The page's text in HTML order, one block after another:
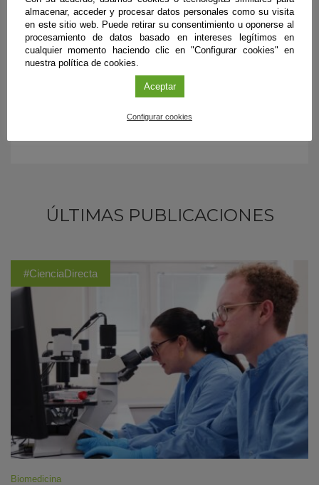
través de la tecnología y redes sociales en jóvenes de
Extremadura”. Programa de Ciencias Sociales. Universidad
de Granada.
ÚLTIMAS PUBLICACIONES
#CienciaDirecta
Biomedicina
almacenar, acceder y procesar datos personales como su visita
en este sitio web. Puede retirar su consentimiento u oponerse al
procesamiento de datos basado en intereses legítimos en
cualquier momento haciendo clic en "Configurar cookies" en
nuestra política de cookies.
Aceptar
Configurar cookies